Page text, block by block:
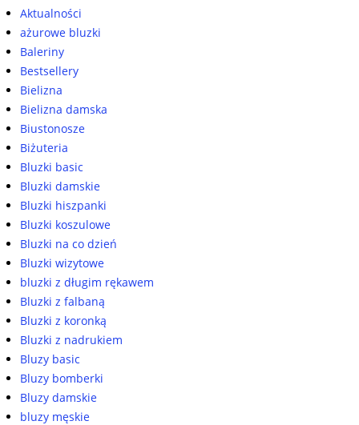
Aktualności
ażurowe bluzki
Baleriny
Bestsellery
Bielizna
Bielizna damska
Biustonosze
Biżuteria
Bluzki basic
Bluzki damskie
Bluzki hiszpanki
Bluzki koszulowe
Bluzki na co dzień
Bluzki wizytowe
bluzki z długim rękawem
Bluzki z falbaną
Bluzki z koronką
Bluzki z nadrukiem
Bluzy basic
Bluzy bomberki
Bluzy damskie
bluzy męskie